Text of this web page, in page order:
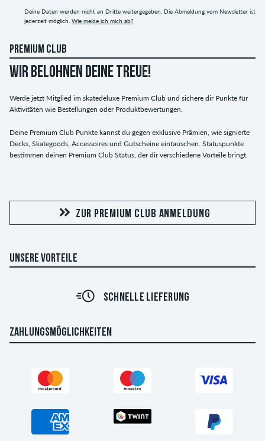
Deine Daten werden nicht an Dritte weitergegeben. Die Abmeldung vom Newsletter ist
jederzeit möglich. Wie melde ich mich ab?
PREMIUM CLUB
WIR BELOHNEN DEINE TREUE!
Werde jetzt Mitglied im skatedeluxe Premium Club und sichere dir Punkte für
Aktivitäten wie Bestellungen oder Produktbewertungen.
Deine Premium Club Punkte kannst du gegen exklusive Prämien, wie signierte
Decks, Skategoods, Accessoires und Gutscheine eintauschen. Statuspunkte
bestimmen deinen Premium Club Status, der dir verschiedene Vorteile bringt.
ZUR PREMIUM CLUB ANMELDUNG
UNSERE VORTEILE
SCHNELLE LIEFERUNG
ZAHLUNGSMÖGLICHKEITEN